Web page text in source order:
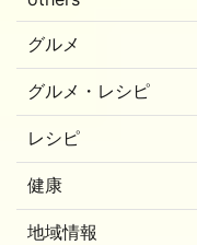
グルメ
グルメ・レシピ
レシピ
健康
地域情報